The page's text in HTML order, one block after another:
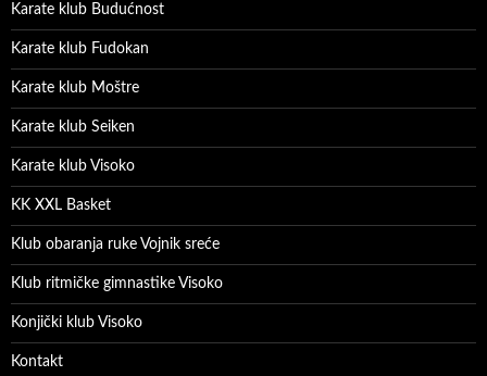
Karate klub Budućnost
Karate klub Fudokan
Karate klub Moštre
Karate klub Seiken
Karate klub Visoko
KK XXL Basket
Klub obaranja ruke Vojnik sreće
Klub ritmičke gimnastike Visoko
Konjički klub Visoko
Kontakt